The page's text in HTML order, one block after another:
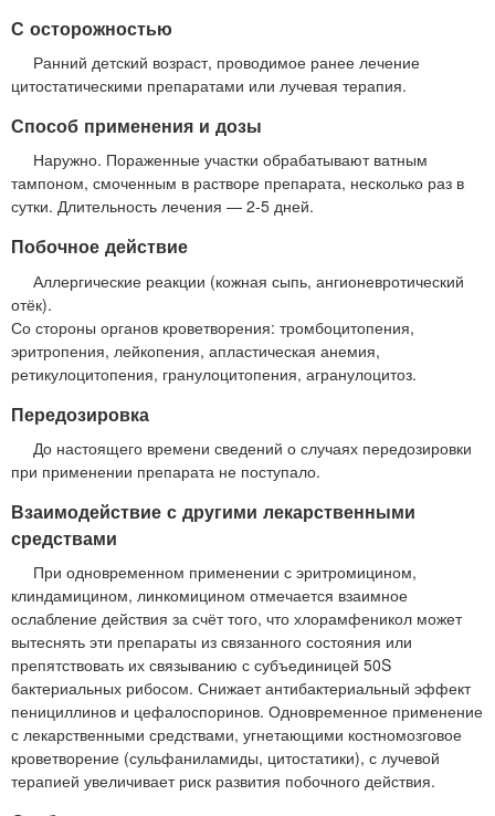
С осторожностью
Ранний детский возраст, проводимое ранее лечение
цитостатическими препаратами или лучевая терапия.
Способ применения и дозы
Наружно. Пораженные участки обрабатывают ватным
тампоном, смоченным в растворе препарата, несколько раз в
сутки. Длительность лечения — 2-5 дней.
Побочное действие
Аллергические реакции (кожная сыпь, ангионевротический
отёк).
Со стороны органов кроветворения: тромбоцитопения,
эритропения, лейкопения, апластическая анемия,
ретикулоцитопения, гранулоцитопения, агранулоцитоз.
Передозировка
До настоящего времени сведений о случаях передозировки
при применении препарата не поступало.
Взаимодействие с другими лекарственными
средствами
При одновременном применении с эритромицином,
клиндамицином, линкомицином отмечается взаимное
ослабление действия за счёт того, что хлорамфеникол может
вытеснять эти препараты из связанного состояния или
препятствовать их связыванию с субъединицей 50S
бактериальных рибосом. Снижает антибактериальный эффект
пенициллинов и цефалоспоринов. Одновременное применение
с лекарственными средствами, угнетающими костномозговое
кроветворение (сульфаниламиды, цитостатики), с лучевой
терапией увеличивает риск развития побочного действия.